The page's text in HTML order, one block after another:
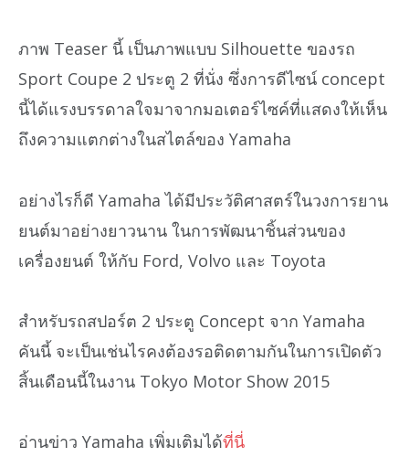
ภาพ Teaser นี้ เป็นภาพแบบ Silhouette ของรถ
Sport Coupe 2 ประตู 2 ที่นั่ง ซึ่งการดีไซน์ concept
นี้ได้แรงบรรดาลใจมาจากมอเตอร์ไซค์ที่แสดงให้เห็น
ถึงความแตกต่างในสไตล์ของ Yamaha
อย่างไรก็ดี Yamaha ได้มีประวัติศาสตร์ในวงการยาน
ยนต์มาอย่างยาวนาน ในการพัฒนาชิ้นส่วนของ
เครื่องยนต์ ให้กับ Ford, Volvo และ Toyota
สำหรับรถสปอร์ต 2 ประตู Concept จาก Yamaha
คันนี้ จะเป็นเช่นไรคงต้องรอติดตามกันในการเปิดตัว
สิ้นเดือนนี้ในงาน Tokyo Motor Show 2015
อ่านข่าว Yamaha เพิ่มเติมได้ที่นี่